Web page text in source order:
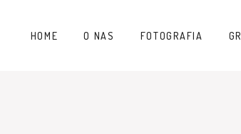
HOME O NAS FOTOGRAFIA